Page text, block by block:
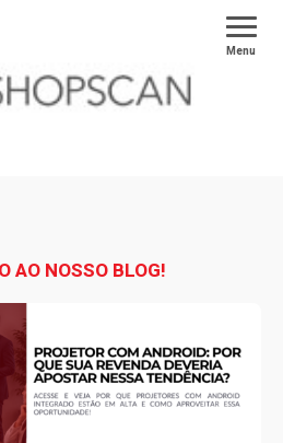
AO NOSSO BLOG!
Menu